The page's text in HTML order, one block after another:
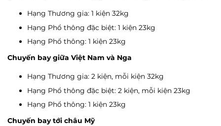
Hạng Thương gia: 1 kiện 32kg
Hạng Phổ thông đặc biệt: 1 kiện 23kg
Hạng Phổ thông: 1 kiện 23kg
Chuyến bay giữa Việt Nam và Nga
Hạng Thương gia: 2 kiện, mỗi kiện 32kg
Hạng Phổ thông đặc biệt: 2 kiện, mỗi kiện 23kg
Hạng Phổ thông: 1 kiện 23kg
Chuyến bay tới châu Mỹ